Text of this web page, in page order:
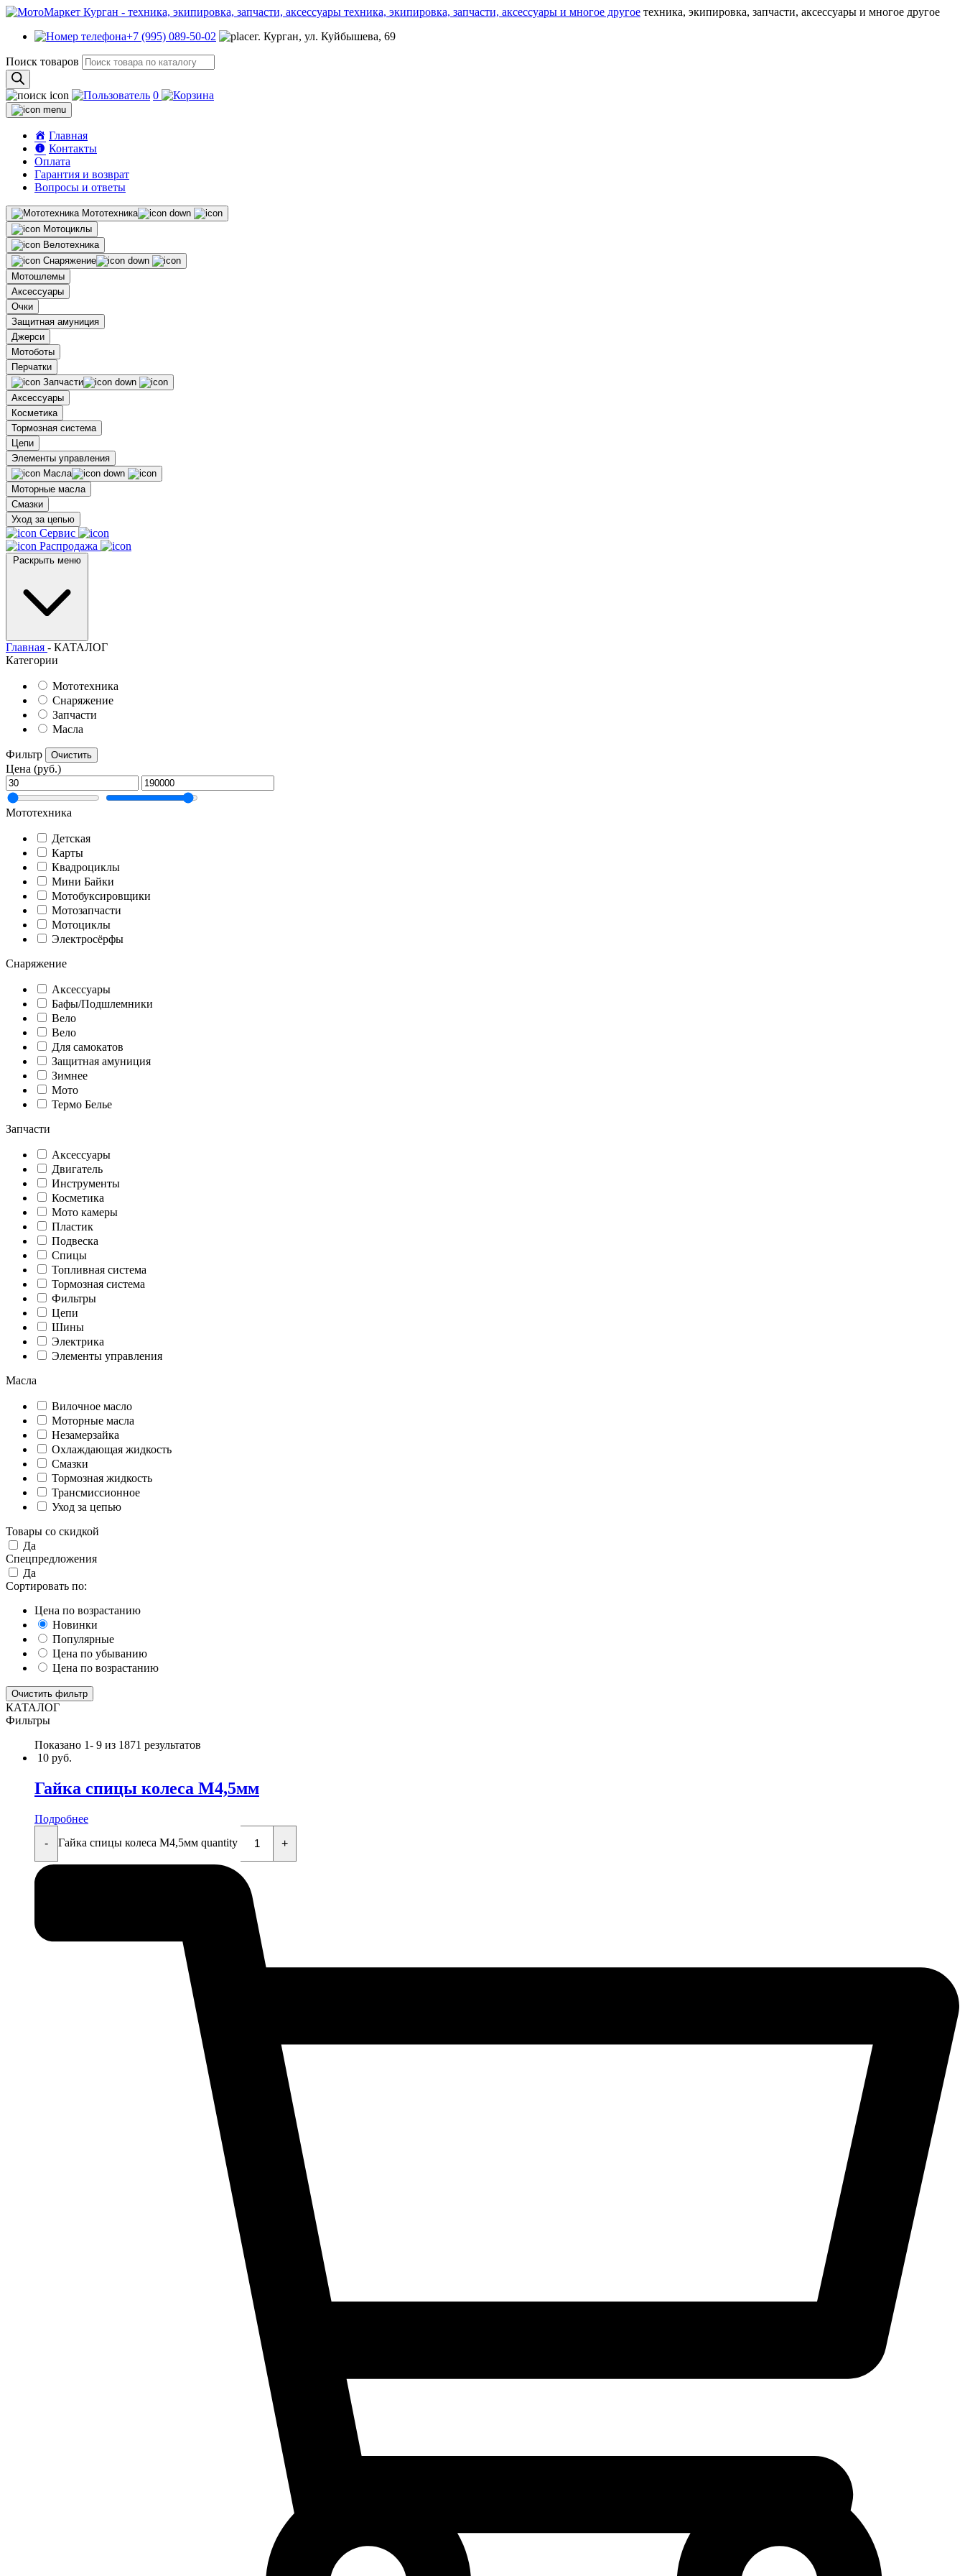
техника, экипировка, запчасти, аксессуары и многое другое
+7 (995) 089-50-02
г. Курган, ул. Куйбышева, 69
Поиск товаров
0
Главная
Контакты
Оплата
Гарантия и возврат
Вопросы и ответы
Мототехника
Мотоциклы
Велотехника
Снаряжение
Мотошлемы
Аксессуары
Очки
Защитная амуниция
Джерси
Мотоботы
Перчатки
Запчасти
Аксессуары
Косметика
Тормозная система
Цепи
Элементы управления
Масла
Моторные масла
Смазки
Уход за цепью
Сервис
Распродажа
Главная - КАТАЛОГ
Категории
Мототехника
Снаряжение
Запчасти
Масла
Фильтр Очистить
Цена (руб.)
Мототехника
Детская
Карты
Квадроциклы
Мини Байки
Мотобуксировщики
Мотозапчасти
Мотоциклы
Электросёрфы
Снаряжение
Аксессуары
Бафы/Подшлемники
Вело
Вело
Для самокатов
Защитная амуниция
Зимнее
Мото
Термо Белье
Запчасти
Аксессуары
Двигатель
Инструменты
Косметика
Мото камеры
Пластик
Подвеска
Спицы
Топливная система
Тормозная система
Фильтры
Цепи
Шины
Электрика
Элементы управления
Масла
Вилочное масло
Моторные масла
Незамерзайка
Охлаждающая жидкость
Смазки
Тормозная жидкость
Трансмиссионное
Уход за цепью
Товары со скидкой
Да
Спецпредложения
Да
Сортировать по:
Цена по возрастанию
Новинки
Популярные
Цена по убыванию
Цена по возрастанию
Очистить фильтр
КАТАЛОГ
Фильтры
Показано 1- 9 из 1871 результатов
10 руб.
Гайка спицы колеса М4,5мм
Подробнее
-
Гайка спицы колеса М4,5мм quantity +